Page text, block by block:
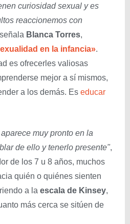
curiosidad sexual y es
reaccionemos con
Blanca Torres,
en la infancia».
es ofrecerles valiosas
mejor a sí mismos,
a los demás. Es educar
muy pronto en la
de ello y tenerlo presente",
de los 7 u 8 años, muchos
quién o quiénes sienten
a la escala de Kinsey,
más cerca se sitúen de